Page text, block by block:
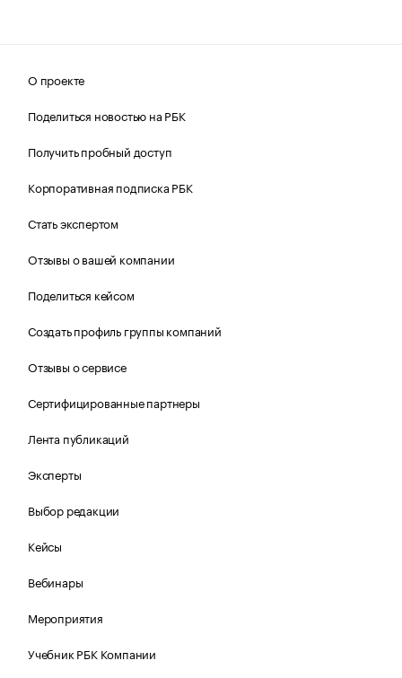
О проекте
Поделиться новостью на РБК
Получить пробный доступ
Корпоративная подписка РБК
Стать экспертом
Отзывы о вашей компании
Поделиться кейсом
Создать профиль группы компаний
Отзывы о сервисе
Сертифицированные партнеры
Лента публикаций
Эксперты
Выбор редакции
Кейсы
Вебинары
Мероприятия
Учебник РБК Компании